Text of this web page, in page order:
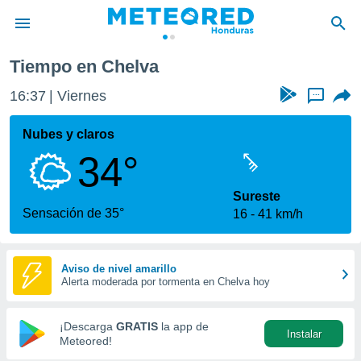
de
ha sido
calidad.
a este
las
y
forma
digital
basada
Tiempo en Chelva
16:37 Viernes ...
Nubes y claros
34°
Sensación de 35°
Sureste
16
41 km/h
Aviso de nivel amarillo
Alerta moderada por tormenta en Chelva hoy
¡Descarga GRATIS la app de
Meteored!
Instalar